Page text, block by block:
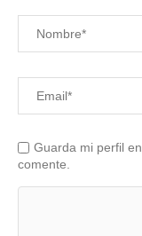
Guarda mi perfil
comente.